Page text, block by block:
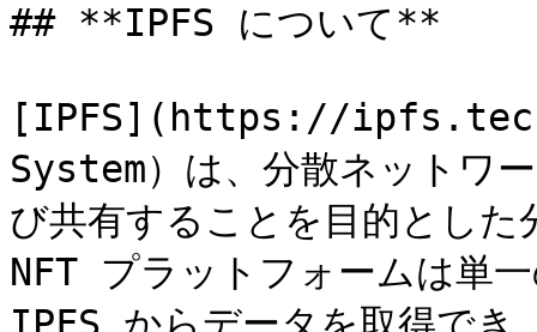
## **IPFS について**
[IPFS](https://
System）は、分散ネットワ
び共有することを目的とし
NFT プラットフォームは単